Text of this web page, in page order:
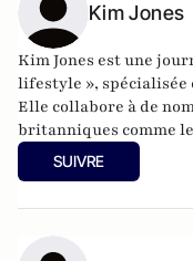
Kim Jones
Kim Jones est une
lifestyle », spécialisée
Elle collabore à de
britanniques comme
Woman’s Weekly, etc.
Ses articles sur le
SUIVRE